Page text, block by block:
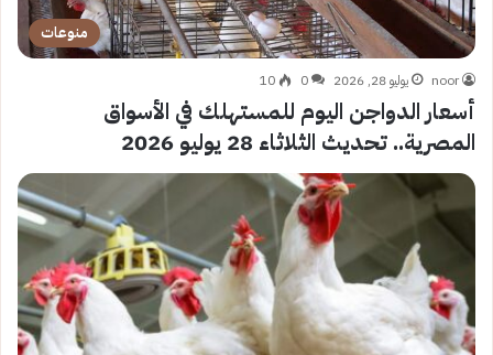
منوعات
noor يوليو 28, 2026 0
10
أسعار الدواجن اليوم للمستهلك في الأسواق
المصرية.. تحديث الثلاثاء 28 يوليو 2026